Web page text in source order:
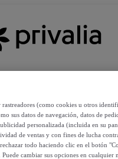
rastreadores (como cookies u otros
sus datos de navegación, datos de
personalizada (incluida en su
de ventas y con fines de lucha
todo haciendo clic en el botón
cambiar sus opciones en